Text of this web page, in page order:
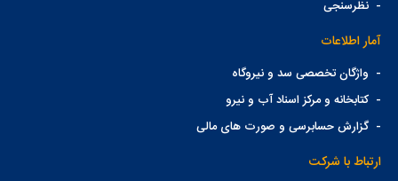
-نظرسنجی
آمار اطلاعات
- واژگان تخصصی سد و نیروگاه
-کتابخانه و مرکز اسناد آب و نیرو
-گزارش حسابرسی و صورت های مالی
ارتباط با شرکت